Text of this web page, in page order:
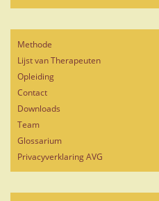
Methode
Lijst van Therapeuten
Opleiding
Contact
Downloads
Team
Glossarium
Privacyverklaring AVG